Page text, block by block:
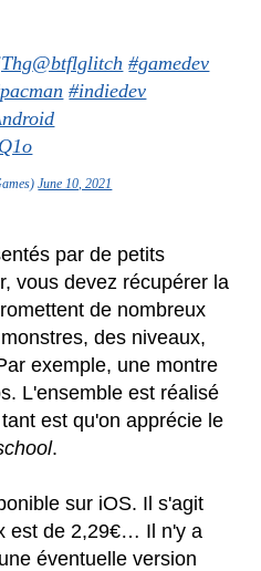
@btflglitch #gamedev
#indiedev
June 10, 2021
par de petits
vous devez récupérer la
de nombreux
des niveaux,
exemple, une montre
L'ensemble est réalisé
est qu'on apprécie le
.
sur iOS. Il s'agit
est de 2,29€… Il n'y a
éventuelle version